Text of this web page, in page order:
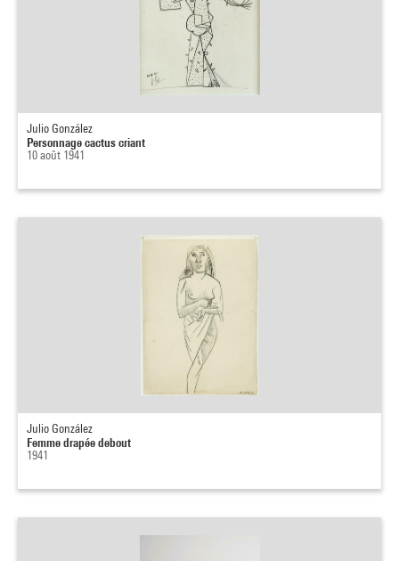
Julio González
Personnage cactus criant
10 août 1941
Julio González
Femme drapée debout
1941